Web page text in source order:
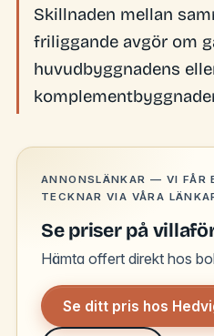
Skillnaden mellan
friliggande avgör om
huvudbyggnadens
ANNONSLÄNKAR — VI FÅR
TECKNAR VIA VÅRA
Se priser på
Hämta offert direkt hos
Se ditt pris hos